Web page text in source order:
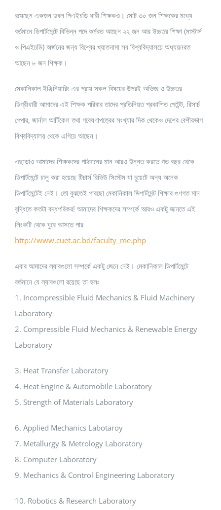
রয়েছেন একজন ডবল পিএইচডি ধারী শিক্ষকও। মোট ৩০ জন শিক্ষকের মধ্যে
বর্তমানে ডিপার্টমেন্টে বিভিন্ন পদে কর্মরত আছেন ২২ জন আর উচ্চতর শিক্ষা (মাস্টার্স
ও পিএইচডি) অর্জনের জন্য বিশ্বের খ্যাতনামা সব বিশ্ববিদ্যালয়ে অধ্যয়নরত
আছেন ৮ জন শিক্ষক।
মেকানিকাল ইঞ্জিনিয়ারিং এর প্রায় সকল বিষয়ের উপরই অভিজ্ঞ ও উচ্চতর
ডিগ্রীধারী আমাদের এই শিক্ষক পরিবার তাদের প্রতিনিয়ত প্রকাশিত পেটেন্ট, রিসার্চ
পেপার, জার্নাল আর্টিকেল তথা গবেষণাপত্রের সংখ্যার দিক থেকেও দেশের বেশীরভাগ
বিশ্ববিদ্যালয় থেকে এগিয়ে আছেন।
এছাড়াও আমাদের শিক্ষকদের পাঠদানের মান আরও উন্নত করতে গত বছর থেকে
ডিপার্টমেন্টে চালু করা হয়েছে টিচার্স রিভিউ সিস্টেম যা চুয়েটে অন্য অনেক
ডিপার্টমেন্টেই নেই। তো বুঝতেই পারছো মেকানিকাল ডিপার্টমেন্ট শিক্ষার গুণগত মান
বৃদ্ধিতে কতটা বদ্ধপরিকর! আমাদের শিক্ষকদের সম্পর্কে আরও একটু জানতে এই
লিংকটি থেকে ঘুরে আসতে পার
http://www.cuet.ac.bd/faculty_me.php
এবার আমাদের ল্যাবগুলো সম্পর্কে একটু জেনে নেই। মেকানিকাল ডিপার্টমেন্টে
বর্তমানে যে ল্যাবগুলো রয়েছে তা হলঃ
1. Incompressible Fluid Mechanics & Fluid Machinery
Laboratory
2. Compressible Fluid Mechanics & Renewable Energy
Laboratory
3. Heat Transfer Laboratory
4. Heat Engine & Automobile Laboratory
5. Strength of Materials Laboratory
6. Applied Mechanics Labotaroy
7. Metallurgy & Metrology Laboratory
8. Computer Laboratory
9. Mechanics & Control Engineering Laboratory
10. Robotics & Research Laboratory